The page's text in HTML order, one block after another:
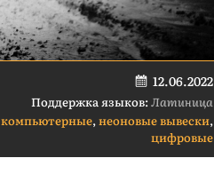
12.06.2022
Поддержка языков:Латиница
компьютерные, неоновые вывески,
цифровые